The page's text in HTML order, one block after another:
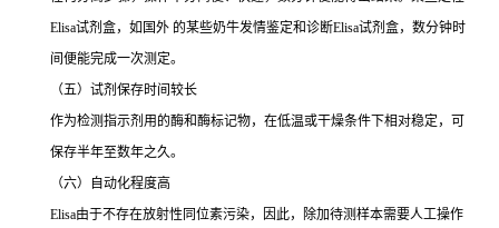
Elisa试剂盒，如国外 的某些奶牛发情鉴定和诊断Elisa试剂盒，数分钟时
间便能完成一次测定。
（五）试剂保存时间较长
作为检测指示剂用的酶和酶标记物，在低温或干燥条件下相对稳定，可
保存半年至数年之久。
（六）自动化程度高
Elisa由于不存在放射性同位素污染，因此，除加待测样本需要人工操作